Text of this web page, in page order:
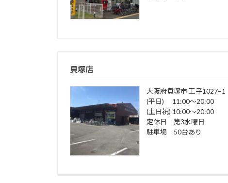
貝塚店
大阪府貝塚市 王子1027−1
(平日) 11:00～20:00
(土日祝) 10:00～20:00
定休日 第3水曜日
駐車場 50台あり